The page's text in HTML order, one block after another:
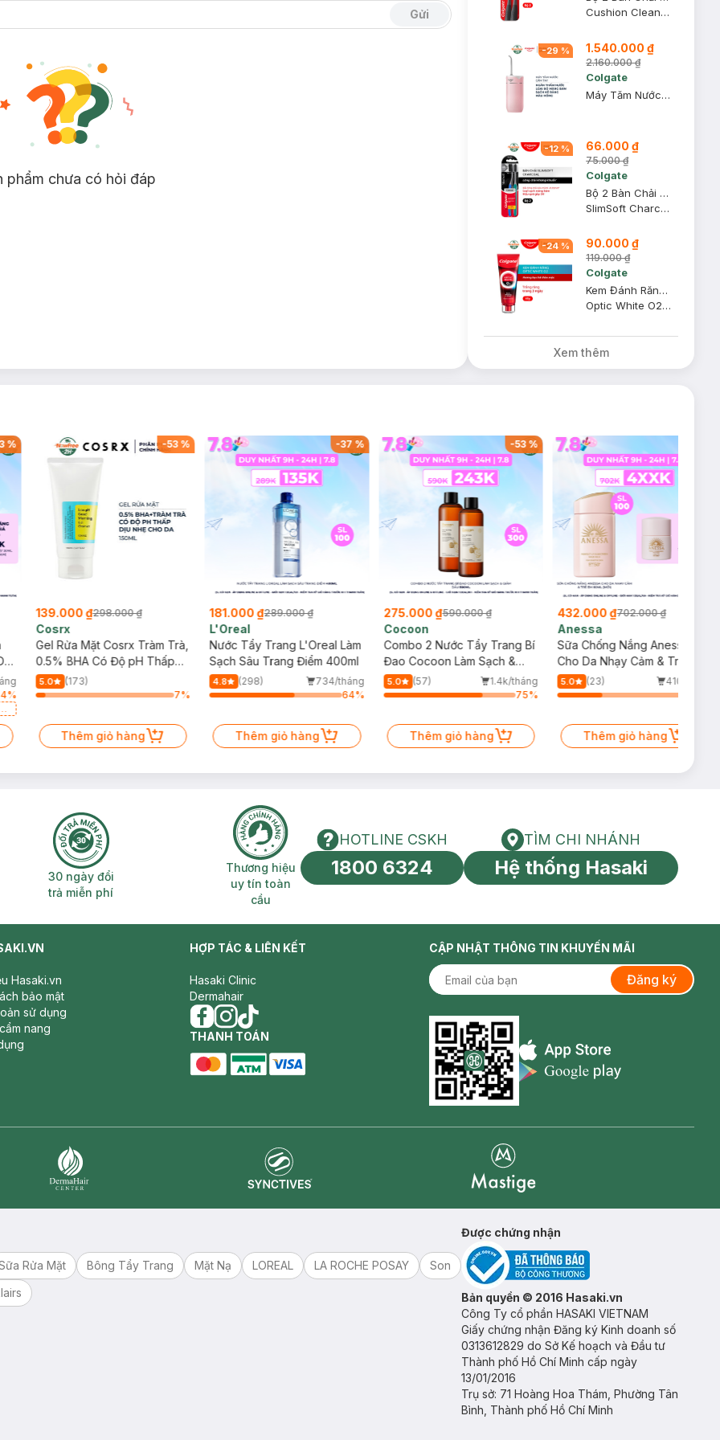
Gửi
phẩm chưa có hỏi đáp
Cushion Clean Twin Charcoal
-29 % 1.540.000 ₫
2.160.000 ₫
Colgate
Máy Tăm Nước Colgate Cầm Tay Ngăn Thấm Nước Màu Hồng
-12 % 66.000 ₫
75.000 ₫
Colgate
Bộ 2 Bàn Chải Đánh Răng Colgate Kháng Khuẩn Than Hoạt Tính
SlimSoft Charcoal
-24 % 90.000 ₫
119.000 ₫
Colgate
Kem Đánh Răng Colgate Optic White O2 Với Oxy Hoạt Tính 85g
Optic White O2 Active Oxygen Whitening
Xem thêm
%
%
-53%
139.000 ₫298.000 ₫
Cosrx
Gel Rửa Mặt Cosrx Tràm Trà,
0.5% BHA Có Độ pH Thấp
150ml
5.0
(173)
7%
Thêm giỏ hàng
-37 %
181.000 ₫289.000 ₫
L'Oreal
Nước Tẩy Trang L'Oreal Làm
Sạch Sâu Trang Điểm 400ml
4.8 (298)
734/tháng
64%
Thêm giỏ hàng
-53%
275.000 ₫590.000 ₫
Cocoon
Combo 2 Nước Tẩy Trang Bí
Đao Cocoon Làm Sạch &
Giảm Dầu 500ml
5.0 (57)
1.4k/tháng
75%
Thêm giỏ hàng
432.000 ₫702.000 ₫
Anessa
Sữa Chống Nắng Anessa
Cho Da Nhạy Cảm & Trẻ Em
60ml (Mới)
5.0 (23)
410/tháng
Thêm giỏ hàng
30 ngày đổi trả miễn phí
30 ngày đổi
trả miễn phí
Thương hiệu uy tín toàn cầu
Thương hiệu
uy tín toàn
cầu
HOTLINE CSKH
HOTLINE CSKH
1800 6324
Tìm chi nhánh
TÌM CHI NHÁNH
Hệ thống Hasaki
Hasaki.vn
bảo mật
sử dụng
nang
HỢP TÁC & LIÊN KẾT
Hasaki Clinic
Dermahair
facebook
instagram
tiktok
THANH TOÁN
CẬP NHẬT THÔNG TIN KHUYẾN MÃI
Đăng ký
Appstore icon
Rửa Mặt Bông Tẩy Trang Mặt Nạ LOREAL LA ROCHE POSAY
Son
Được chứng nhận
Bản quyền © 2016 Hasaki.vn
Công Ty cổ phần HASAKI VIETNAM
Giấy chứng nhận Đăng ký Kinh doanh số
0313612829 do Sở Kế hoạch và Đầu tư
Thành phố Hồ Chí Minh cấp ngày
13/01/2016
Trụ sở: 71 Hoàng Hoa Thám, Phường Tân
Bình, Thành phố Hồ Chí Minh